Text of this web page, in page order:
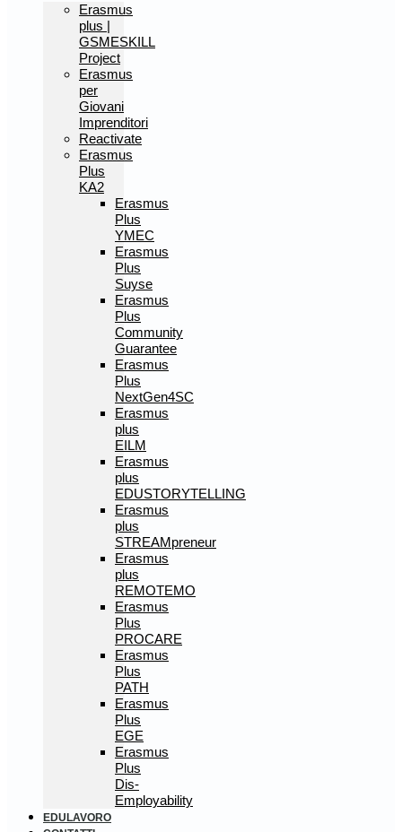
Erasmus
plus |
GSMESKILL
Project
Erasmus
per
Giovani
Imprenditori
Reactivate
Erasmus
Plus
KA2
Erasmus
Plus
YMEC
Erasmus
Plus
Suyse
Erasmus
Plus
Community
Guarantee
Erasmus
Plus
NextGen4SC
Erasmus
plus
EILM
Erasmus
plus
EDUSTORYTELLING
Erasmus
plus
STREAMpreneur
Erasmus
plus
REMOTEMO
Erasmus
Plus
PROCARE
Erasmus
Plus
PATH
Erasmus
Plus
EGE
Erasmus
Plus
Dis-
Employability
EDULAVORO